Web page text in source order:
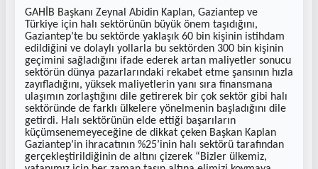
GAHİB Başkanı Zeynal Abidin Kaplan, Gaziantep ve
Türkiye için halı sektörünün büyük önem taşıdığını,
Gaziantep’te bu sektörde yaklaşık 60 bin kişinin istihdam
edildiğini ve dolaylı yollarla bu sektörden 300 bin kişinin
geçimini sağladığını ifade ederek artan maliyetler sonucu
sektörün dünya pazarlarındaki rekabet etme şansının hızla
zayıfladığını, yüksek maliyetlerin yanı sıra finansmana
ulaşımın zorlaştığını dile getirerek bir çok sektör gibi halı
sektöründe de farklı ülkelere yönelmenin başladığını dile
getirdi. Halı sektörünün elde ettiği başarıların
küçümsenemeyeceğine de dikkat çeken Başkan Kaplan
Gaziantep’in ihracatının %25’inin halı sektörü tarafından
gerçekleştirildiğinin de altını çizerek “Bizler ülkemiz,